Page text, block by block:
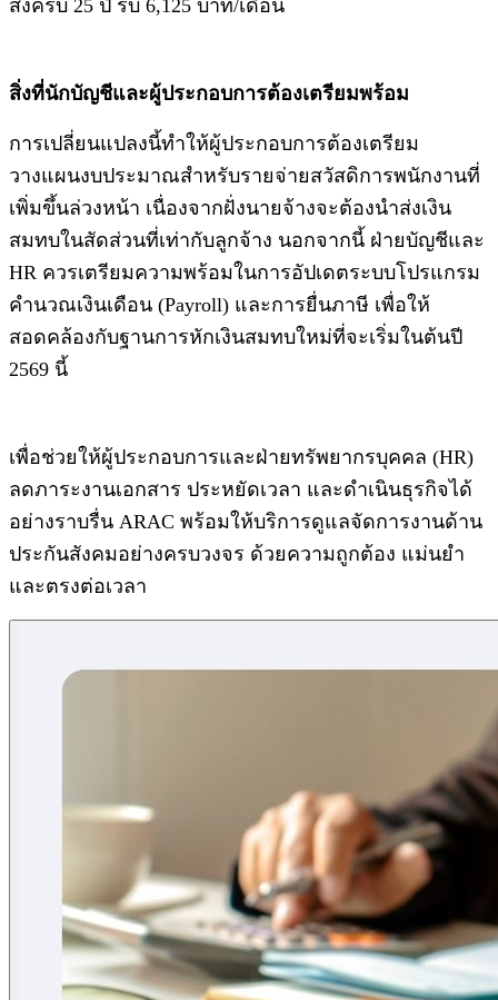
ส่งครบ 25 ปี รับ 6,125 บาท/เดือน
สิ่งที่นักบัญชีและผู้ประกอบการต้องเตรียมพร้อม
การเปลี่ยนแปลงนี้ทำให้ผู้ประกอบการต้องเตรียม
วางแผนงบประมาณสำหรับรายจ่ายสวัสดิการพนักงานที่
เพิ่มขึ้นล่วงหน้า เนื่องจากฝั่งนายจ้างจะต้องนำส่งเงิน
สมทบในสัดส่วนที่เท่ากับลูกจ้าง นอกจากนี้ ฝ่ายบัญชีและ
HR ควรเตรียมความพร้อมในการอัปเดตระบบโปรแกรม
คำนวณเงินเดือน (Payroll) และการยื่นภาษี เพื่อให้
สอดคล้องกับฐานการหักเงินสมทบใหม่ที่จะเริ่มในต้นปี
2569 นี้
เพื่อช่วยให้ผู้ประกอบการและฝ่ายทรัพยากรบุคคล (HR)
ลดภาระงานเอกสาร ประหยัดเวลา และดำเนินธุรกิจได้
อย่างราบรื่น ARAC พร้อมให้บริการดูแลจัดการงานด้าน
ประกันสังคมอย่างครบวงจร ด้วยความถูกต้อง แม่นยำ
และตรงต่อเวลา